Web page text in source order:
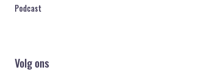
Podcast
Volg ons